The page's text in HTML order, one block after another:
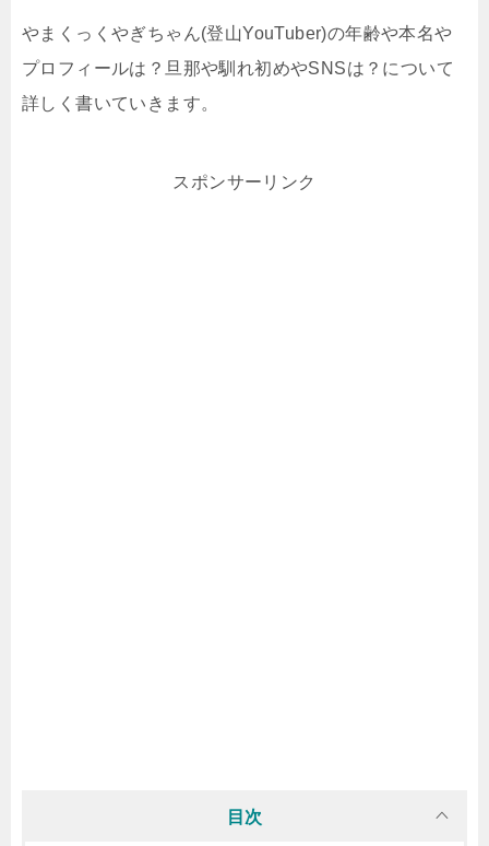
やまくっくやぎちゃん(登山YouTuber)の年齢や本名や
プロフィールは？旦那や馴れ初めやSNSは？について
詳しく書いていきます。
スポンサーリンク
目次